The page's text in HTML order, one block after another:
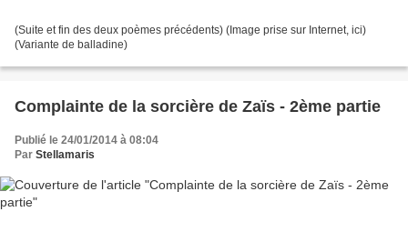
(Suite et fin des deux poèmes précédents) (Image prise sur Internet, ici)
(Variante de balladine)
Complainte de la sorcière de Zaïs - 2ème partie
Publié le 24/01/2014 à 08:04
Par Stellamaris